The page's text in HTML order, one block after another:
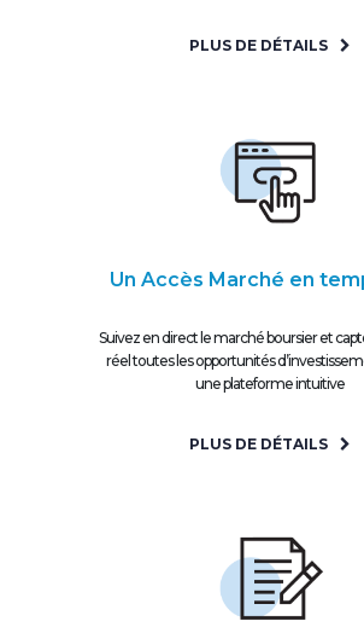
PLUS DE DÉTAILS
Un Accès Marché en
Suivez en direct le marché boursier et
réel toutes les opportunités
une plateforme intuitive
PLUS DE DÉTAILS